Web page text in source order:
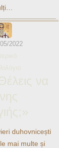
2022
να
duhovnicești
mai multe și